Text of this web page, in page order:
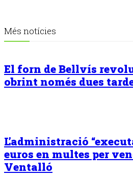
Més notícies
El forn de Bellvís
obrint només dues
L’administració
euros en multes per
Ventalló